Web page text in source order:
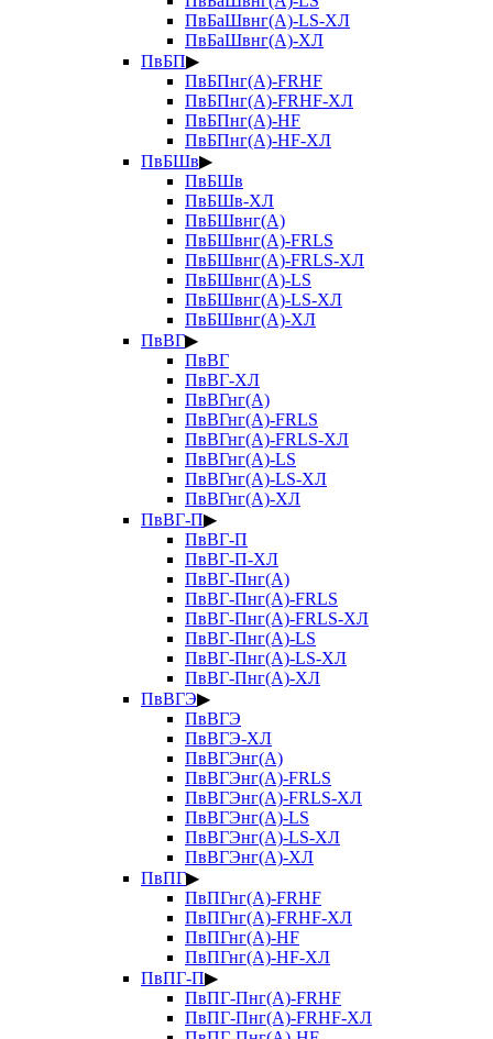
ПвБаШвнг(А)-LS-ХЛ
ПвБаШвнг(А)-ХЛ
ПвБП▶
ПвБПнг(А)-FRHF
ПвБПнг(А)-FRHF-ХЛ
ПвБПнг(А)-HF
ПвБПнг(А)-HF-ХЛ
ПвБШв▶
ПвБШв
ПвБШв-ХЛ
ПвБШвнг(А)
ПвБШвнг(А)-FRLS
ПвБШвнг(А)-FRLS-ХЛ
ПвБШвнг(А)-LS
ПвБШвнг(А)-LS-ХЛ
ПвБШвнг(А)-ХЛ
ПвВГ▶
ПвВГ
ПвВГ-ХЛ
ПвВГнг(А)
ПвВГнг(А)-FRLS
ПвВГнг(А)-FRLS-ХЛ
ПвВГнг(А)-LS
ПвВГнг(А)-LS-ХЛ
ПвВГнг(А)-ХЛ
ПвВГ-П▶
ПвВГ-П
ПвВГ-П-ХЛ
ПвВГ-Пнг(А)
ПвВГ-Пнг(А)-FRLS
ПвВГ-Пнг(А)-FRLS-ХЛ
ПвВГ-Пнг(А)-LS
ПвВГ-Пнг(А)-LS-ХЛ
ПвВГ-Пнг(А)-ХЛ
ПвВГЭ▶
ПвВГЭ
ПвВГЭ-ХЛ
ПвВГЭнг(А)
ПвВГЭнг(А)-FRLS
ПвВГЭнг(А)-FRLS-ХЛ
ПвВГЭнг(А)-LS
ПвВГЭнг(А)-LS-ХЛ
ПвВГЭнг(А)-ХЛ
ПвПГ▶
ПвПГнг(А)-FRHF
ПвПГнг(А)-FRHF-ХЛ
ПвПГнг(А)-HF
ПвПГнг(А)-HF-ХЛ
ПвПГ-П▶
ПвПГ-Пнг(А)-FRHF
ПвПГ-Пнг(А)-FRHF-ХЛ